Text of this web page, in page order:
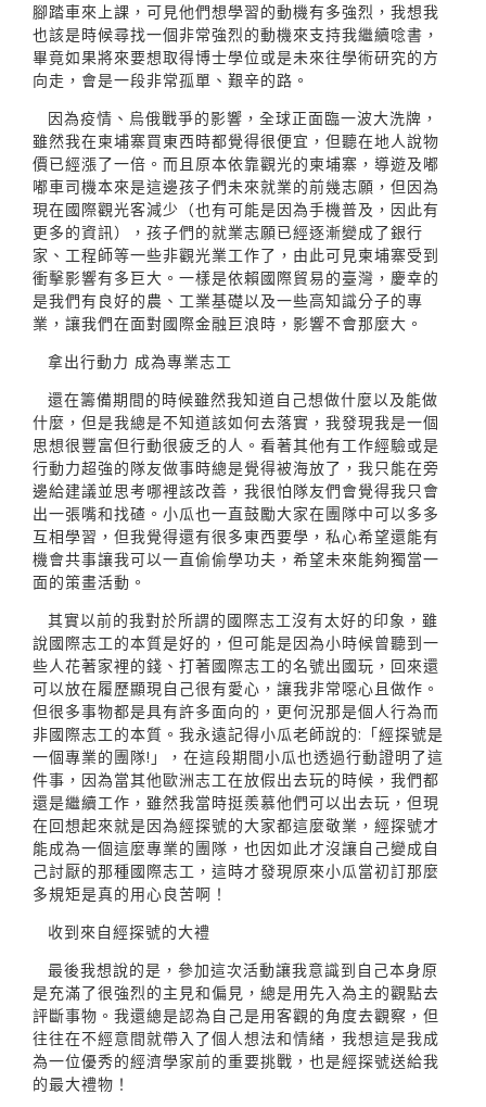
腳踏車來上課，可見他們想學習的動機有多強烈，我想我
也該是時候尋找一個非常強烈的動機來支持我繼續唸書，
畢竟如果將來要想取得博士學位或是未來往學術研究的方
向走，會是一段非常孤單、艱辛的路。
因為疫情、烏俄戰爭的影響，全球正面臨一波大洗牌，
雖然我在柬埔寨買東西時都覺得很便宜，但聽在地人說物
價已經漲了一倍。而且原本依靠觀光的柬埔寨，導遊及嘟
嘟車司機本來是這邊孩子們未來就業的前幾志願，但因為
現在國際觀光客減少（也有可能是因為手機普及，因此有
更多的資訊），孩子們的就業志願已經逐漸變成了銀行
家、工程師等一些非觀光業工作了，由此可見柬埔寨受到
衝擊影響有多巨大。一樣是依賴國際貿易的臺灣，慶幸的
是我們有良好的農、工業基礎以及一些高知識分子的專
業，讓我們在面對國際金融巨浪時，影響不會那麼大。
拿出行動力 成為專業志工
還在籌備期間的時候雖然我知道自己想做什麼以及能做
什麼，但是我總是不知道該如何去落實，我發現我是一個
思想很豐富但行動很疲乏的人。看著其他有工作經驗或是
行動力超強的隊友做事時總是覺得被海放了，我只能在旁
邊給建議並思考哪裡該改善，我很怕隊友們會覺得我只會
出一張嘴和找碴。小瓜也一直鼓勵大家在團隊中可以多多
互相學習，但我覺得還有很多東西要學，私心希望還能有
機會共事讓我可以一直偷偷學功夫，希望未來能夠獨當一
面的策畫活動。
其實以前的我對於所謂的國際志工沒有太好的印象，雖
說國際志工的本質是好的，但可能是因為小時候曾聽到一
些人花著家裡的錢、打著國際志工的名號出國玩，回來還
可以放在履歷顯現自己很有愛心，讓我非常噁心且做作。
但很多事物都是具有許多面向的，更何況那是個人行為而
非國際志工的本質。我永遠記得小瓜老師說的:「經探號是
一個專業的團隊!」，在這段期間小瓜也透過行動證明了這
件事，因為當其他歐洲志工在放假出去玩的時候，我們都
還是繼續工作，雖然我當時挺羨慕他們可以出去玩，但現
在回想起來就是因為經探號的大家都這麼敬業，經探號才
能成為一個這麼專業的團隊，也因如此才沒讓自己變成自
己討厭的那種國際志工，這時才發現原來小瓜當初訂那麼
多規矩是真的用心良苦啊！
收到來自經探號的大禮
最後我想說的是，參加這次活動讓我意識到自己本身原
是充滿了很強烈的主見和偏見，總是用先入為主的觀點去
評斷事物。我還總是認為自己是用客觀的角度去觀察，但
往往在不經意間就帶入了個人想法和情緒，我想這是我成
為一位優秀的經濟學家前的重要挑戰，也是經探號送給我
的最大禮物！